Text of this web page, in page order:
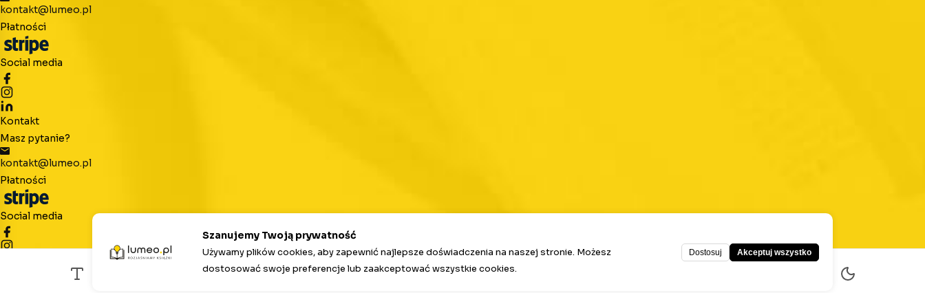
kontakt@lumeo.pl
Płatności
Social media
Kontakt
Masz pytanie?
kontakt@lumeo.pl
Płatności
Social media
Szanujemy Twoją prywatność
Używamy plików cookies, aby zapewnić najlepsze doświadczenia na naszej stronie. Możesz
dostosować swoje preferencje lub zaakceptować wszystkie cookies.
Dostosuj Akceptuj wszystko